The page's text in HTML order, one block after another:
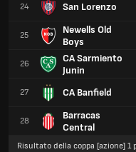
24 San Lorenzo
25
Newells Old
Boys
26
CA Sarmiento
Junin
27 CA Banfield
28
Barracas
Central
Risultato della coppa [azione]